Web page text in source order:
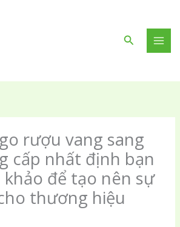
Tìm
kiếm
rượu vang sang
cấp nhất định bạn
để tạo nên sự
thương hiệu